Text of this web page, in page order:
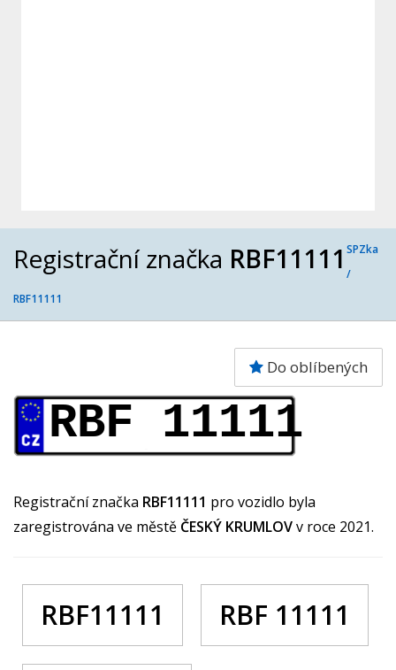
Registrační značka RBF11111 SPZka
/
RBF11111
Do oblíbených
RBF 11111
Registrační značka RBF11111 pro vozidlo byla
zaregistrována ve městě ČESKÝ KRUMLOVv roce 2021.
RBF11111 RBF 11111